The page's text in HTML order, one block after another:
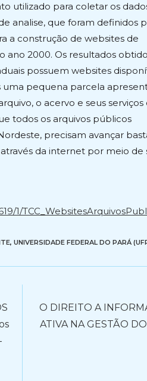
utilizado para coletar os
analise, que foram definidos
a construção de websites de
ano 2000. Os resultados
possuem websites
uma pequena parcela
o acervo e seus serviços
todos os arquivos públicos
precisam avançar
da internet por meio de
1/
, UNIVERSIDADE FEDERAL DO PARÁ
O DIREITO A
ATIVA NA GESTÃO